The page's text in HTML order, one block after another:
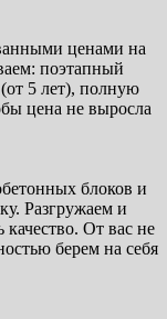
ценами на
поэтапный
(от 5 лет), полную
цена не выросла
блоков и
Разгружаем и
От вас не
берем на себя